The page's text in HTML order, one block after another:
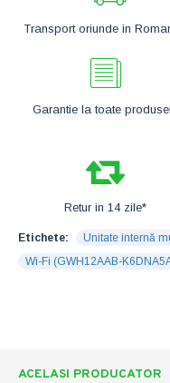
Transport oriunde in
Garantie la toate
Retur in 14 zile*
Etichete:
Unitate internă
Wi-Fi (GWH12AAB-
ACELASI PRODUCATOR